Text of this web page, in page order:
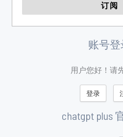
账号登
用户您好！请
登录
chatgpt plus